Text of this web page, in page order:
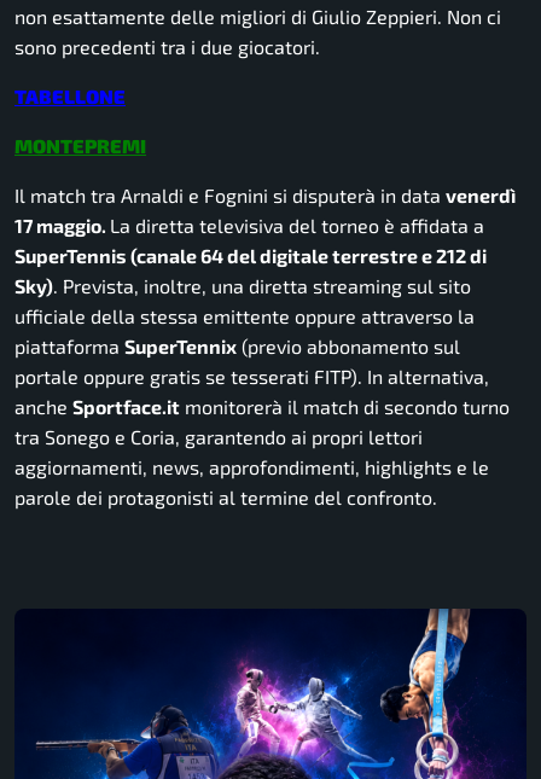
non esattamente delle migliori di Giulio Zeppieri. Non ci
sono precedenti tra i due giocatori.
TABELLONE
MONTEPREMI
Il match tra Arnaldi e Fognini si disputerà in data venerdì
17 maggio. La diretta televisiva del torneo è affidata a
SuperTennis (canale 64 del digitale terrestre e 212 di
Sky). Prevista, inoltre, una diretta streaming sul sito
ufficiale della stessa emittente oppure attraverso la
piattaforma SuperTennix (previo abbonamento sul
portale oppure gratis se tesserati FITP). In alternativa,
anche Sportface.it monitorerà il match di secondo turno
tra Sonego e Coria, garantendo ai propri lettori
aggiornamenti, news, approfondimenti, highlights e le
parole dei protagonisti al termine del confronto.